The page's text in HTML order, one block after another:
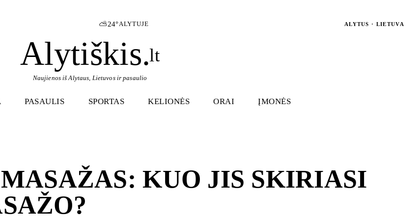
⛅24°ALYTUJE ALYTUS · LIETUVA
Alytiškis.lt
Naujienos iš Alytaus, Lietuvos ir pasaulio
PASAULIS SPORTAS KELIONĖS ORAI ĮMONĖS
KUO JIS SKIRIASI